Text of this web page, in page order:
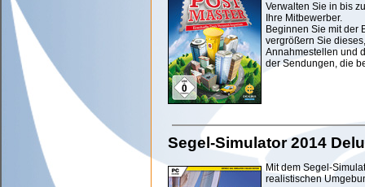
Verwalten Sie in bis
Ihre Mitbewerber.
Beginnen Sie mit der
vergrößern Sie
Annahmestellen und
der Sendungen, die
Segel-Simulator 2014
Mit dem Segel-
realistischen